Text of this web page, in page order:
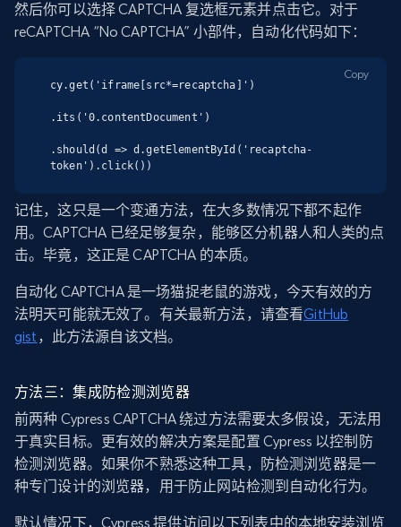
然后你可以选择 CAPTCHA 复选框元素并点击它。对于
reCAPTCHA “No CAPTCHA” 小部件，自动化代码如下：
cy.get('iframe[src*=recaptcha]')
.its('0.contentDocument')
.should(d => d.getElementById('recaptcha-
token').click())
Copy
记住，这只是一个变通方法，在大多数情况下都不起作
用。CAPTCHA 已经足够复杂，能够区分机器人和人类的点
击。毕竟，这正是 CAPTCHA 的本质。
自动化 CAPTCHA 是一场猫捉老鼠的游戏，今天有效的方
法明天可能就无效了。有关最新方法，请查看GitHub
gist ，此方法源自该文档。
方法三：集成防检测浏览器
前两种 Cypress CAPTCHA 绕过方法需要太多假设，无法用
于真实目标。更有效的解决方案是配置 Cypress 以控制防
检测浏览器。如果你不熟悉这种工具，防检测浏览器是一
种专门设计的浏览器，用于防止网站检测到自动化行为。
默认情况下，Cypress 提供访问以下列表中的本地安装浏览